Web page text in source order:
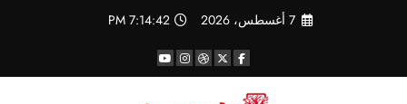
7 أغسطس، 2026 7:14:42 PM